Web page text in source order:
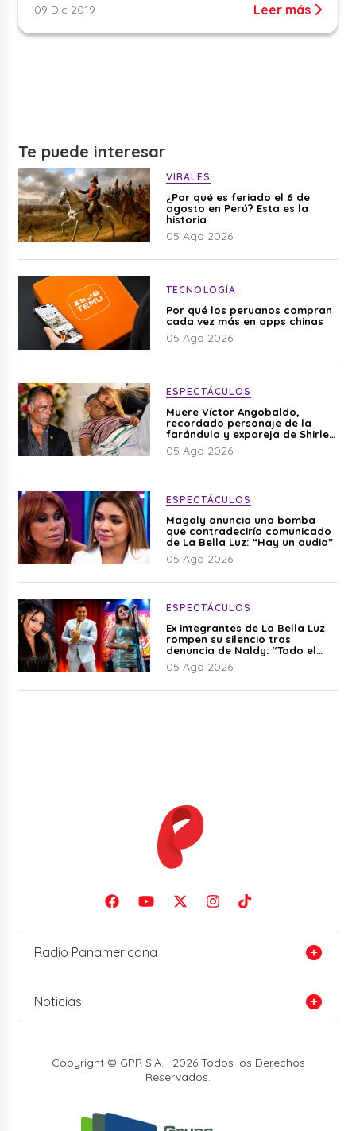
09 Dic 2019 Leer más
Te puede interesar
VIRALES
¿Por qué es feriado el 6 de
agosto en Perú? Esta es la
historia
05 Ago 2026
TECNOLOGÍA
Por qué los peruanos compran
cada vez más en apps chinas
05 Ago 2026
ESPECTÁCULOS
Muere Víctor Angobaldo,
recordado personaje de la
farándula y expareja de Shirley
Cherres
05 Ago 2026
ESPECTÁCULOS
Magaly anuncia una bomba
que contradeciría comunicado
de La Bella Luz: “Hay un audio”
05 Ago 2026
ESPECTÁCULOS
Ex integrantes de La Bella Luz
rompen su silencio tras
denuncia de Naldy: “Todo el
mundo lo sabía”
05 Ago 2026
Radio Panamericana
Noticias
Copyright © GPR S.A. | 2026 Todos los Derechos
Reservados.